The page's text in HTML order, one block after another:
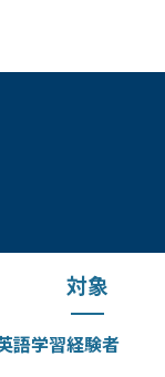
対象
語学習経験者